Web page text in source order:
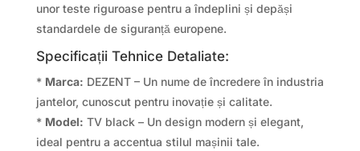
unor teste riguroase pentru a îndeplini și depăși
standardele de siguranță europene.
Specificații Tehnice Detaliate:
* Marca: DEZENT – Un nume de încredere în industria
jantelor, cunoscut pentru inovație și calitate.
* Model: TV black – Un design modern și elegant,
ideal pentru a accentua stilul mașinii tale.